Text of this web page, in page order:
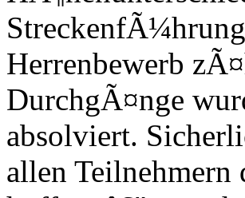
Herrenbewerb
DurchgÃ¤nge
absolviert.
allen Teilnehmern